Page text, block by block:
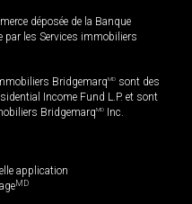
déposée de la Banque
par les Services immobiliers
BridgemarqMD sont des
Income Fund L.P. et sont
BridgemarqMD Inc.
application
MD